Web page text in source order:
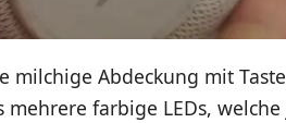
milchige Abdeckung mit
farbige LEDs, welche